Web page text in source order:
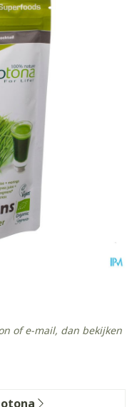
of e-mail, dan bekijken